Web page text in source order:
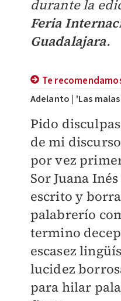
durante la
Feria
Guadalajara.
Te
Adelanto | 'Las
Pido
de mi
por vez
Sor Juana
escrito y
palabrerío
termino
escasez
lucidez
para hilar